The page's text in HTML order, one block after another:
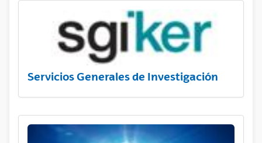
Servicios Generales de Investigación